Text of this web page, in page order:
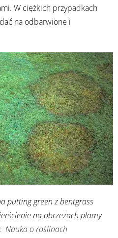
W ciężkich przypadkach
na odbarwione i
putting green z bentgrass
na obrzeżach plamy
Nauka o roślinach